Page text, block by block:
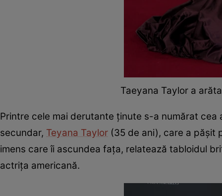
Taeyana Taylor a
Printre cele mai derutante ținute s-a numărat
secundar, Teyana Taylor (35 de ani), care a pășit
imens care îi ascundea fața, relatează tabloidul
actrița americană.